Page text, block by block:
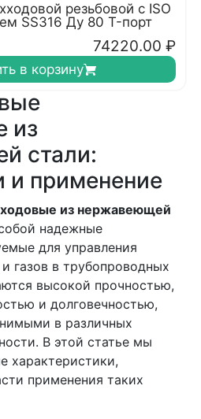
резьбовой с ISO
SS316 Ду 80 T-порт
74220.00 ₽
в корзину
из
стали:
и применение
из нержавеющей
надежные
для управления
газов в трубопроводных
высокой прочностью,
и долговечностью,
в различных
В этой статье мы
характеристики,
применения таких